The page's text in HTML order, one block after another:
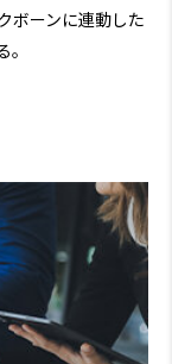
ボーンに連動した